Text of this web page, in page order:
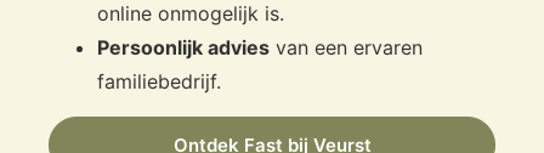
online onmogelijk is.
Persoonlijk advies van een ervaren
familiebedrijf.
Ontdek Fast bij Veurst